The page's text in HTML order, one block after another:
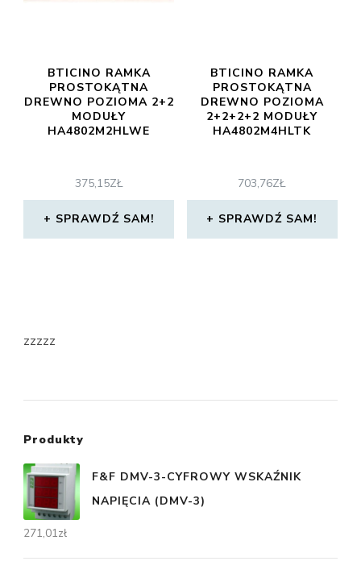
BTICINO RAMKA
PROSTOKĄTNA
DREWNO POZIOMA 2+2
MODUŁY
HA4802M2HLWE
375,15ZŁ
SPRAWDŹ SAM!
BTICINO RAMKA
PROSTOKĄTNA
DREWNO POZIOMA
2+2+2+2 MODUŁY
HA4802M4HLTK
703,76ZŁ
SPRAWDŹ SAM!
zzzzz
Produkty
F&F DMV-3-CYFROWY WSKAŹNIK
NAPIĘCIA (DMV-3)
271,01zł